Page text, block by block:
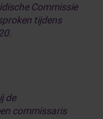
Commissie
tijdens
de
commissaris